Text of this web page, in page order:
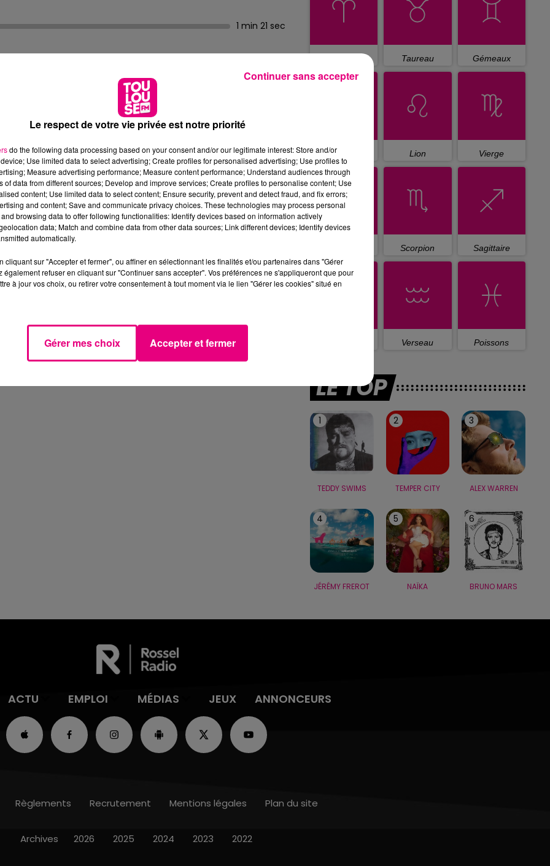
1 min 21 sec
Taureau Gémeaux
Cancer Lion Vierge
Scorpion Sagittaire
Verseau Poissons
LE TOP
1
TEDDY SWIMS
2
TEMPER CITY
3
ALEX WARREN
4
JÉRÉMY FREROT
5
NAÏKA
6
BRUNO MARS
ACTU EMPLOI MÉDIAS JEUX ANNONCEURS
Règlements Recrutement Mentions légales Plan du site
Archives 2026 2025 2024 2023 2022
Le respect de votre vie privée est notre priorité
do the following data processing based on your consent and/or our legitimate interest: Store and/or
Use limited data to select advertising; Create profiles for personalised advertising; Use profiles to
Measure advertising performance; Measure content performance; Understand audiences through
of data from different sources; Develop and improve services; Create profiles to personalise content; Use
content; Use limited data to select content; Ensure security, prevent and detect fraud, and fix errors;
and content; Save and communicate privacy choices. These technologies may process personal
browsing data to offer following functionalities: Identify devices based on information actively
data; Match and combine data from other data sources; Link different devices; Identify devices
automatically.
cliquant sur "Accepter et fermer", ou affiner en sélectionnant les finalités et/ou partenaires dans "Gérer
également refuser en cliquant sur "Continuer sans accepter". Vos préférences ne s'appliqueront que pour
à jour vos choix, ou retirer votre consentement à tout moment via le lien "Gérer les cookies" situé en
Gérer mes choix Accepter et fermer
Continuer sans accepter